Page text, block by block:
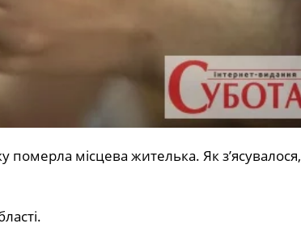
місцева жителька. Як з’ясувалося,